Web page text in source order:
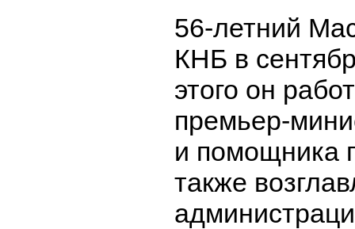
56-летний
КНБ в
этого он
премьер-
и помощника
также